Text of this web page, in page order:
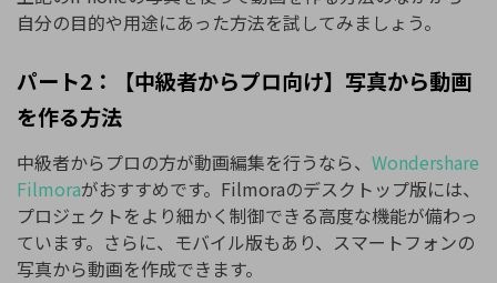
自分の目的や用途にあった方法を試してみましょう。
パート2：【中級者からプロ向け】写真から動画
を作る方法
中級者からプロの方が動画編集を行うなら、 Wondershare
Filmoraがおすすめです。Filmoraのデスクトップ版には、
プロジェクトをより細かく制御できる高度な機能が備わっ
ています。さらに、モバイル版もあり、スマートフォンの
写真から動画を作成できます。